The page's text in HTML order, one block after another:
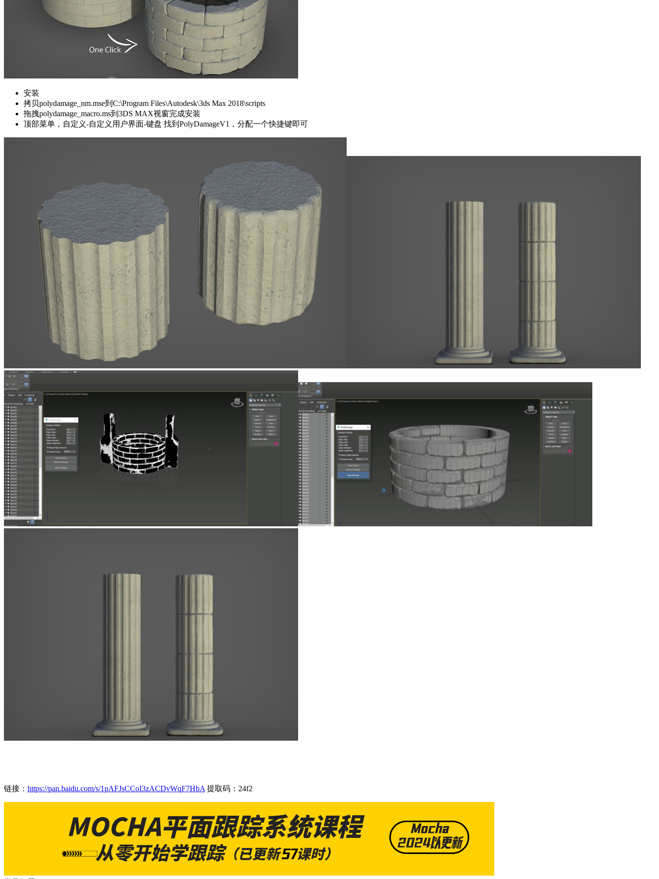
安装
拷贝polydamage_nm.mse到C:\Program Files\Autodesk\3ds Max 2018\scripts
拖拽polydamage_macro.ms到3DS MAX视窗完成安装
顶部菜单，自定义-自定义用户界面-键盘 找到PolyDamageV1，分配一个快捷键即可
链接： https://pan.baidu.com/s/1pAFJsCCoI3zACDvWqF7HbA 提取码：24f2